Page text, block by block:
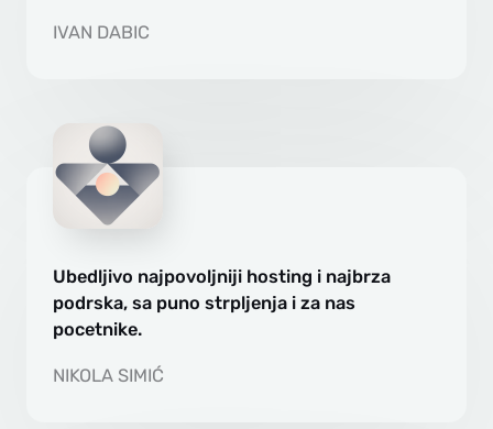
IVAN DABIC
Ubedljivo najpovoljniji hosting i najbrza
podrska, sa puno strpljenja i za nas
pocetnike.
NIKOLA SIMIĆ